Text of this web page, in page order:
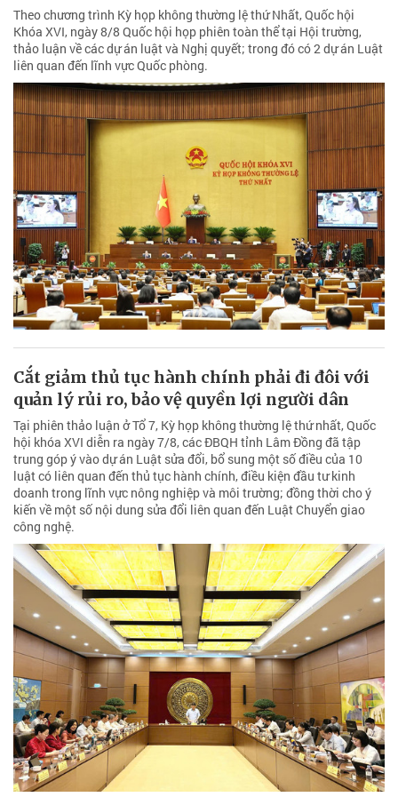
Theo chương trình Kỳ họp không thường lệ thứ Nhất, Quốc hội
Khóa XVI, ngày 8/8 Quốc hội họp phiên toàn thể tại Hội trường,
thảo luận về các dự án luật và Nghị quyết; trong đó có 2 dự án Luật
liên quan đến lĩnh vực Quốc phòng.
Cắt giảm thủ tục hành chính phải đi đôi với
quản lý rủi ro, bảo vệ quyền lợi người dân
Tại phiên thảo luận ở Tổ 7, Kỳ họp không thường lệ thứ nhất, Quốc
hội khóa XVI diễn ra ngày 7/8, các ĐBQH tỉnh Lâm Đồng đã tập
trung góp ý vào dự án Luật sửa đổi, bổ sung một số điều của 10
luật có liên quan đến thủ tục hành chính, điều kiện đầu tư kinh
doanh trong lĩnh vực nông nghiệp và môi trường; đồng thời cho ý
kiến về một số nội dung sửa đổi liên quan đến Luật Chuyển giao
công nghệ.